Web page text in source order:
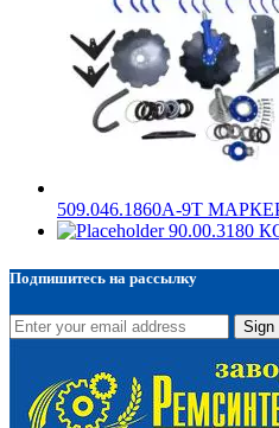
509.046.1860А-9Т
90.00.3180
Подпишитесь на рассылку
Sign